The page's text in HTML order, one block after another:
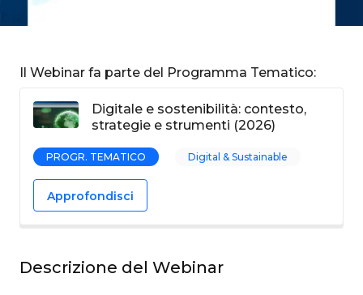
Il Webinar fa parte del Programma Tematico:
Digitale e sostenibilità: contesto,
strategie e strumenti (2026)
PROGR. TEMATICO Digital & Sustainable
Approfondisci
Descrizione del Webinar